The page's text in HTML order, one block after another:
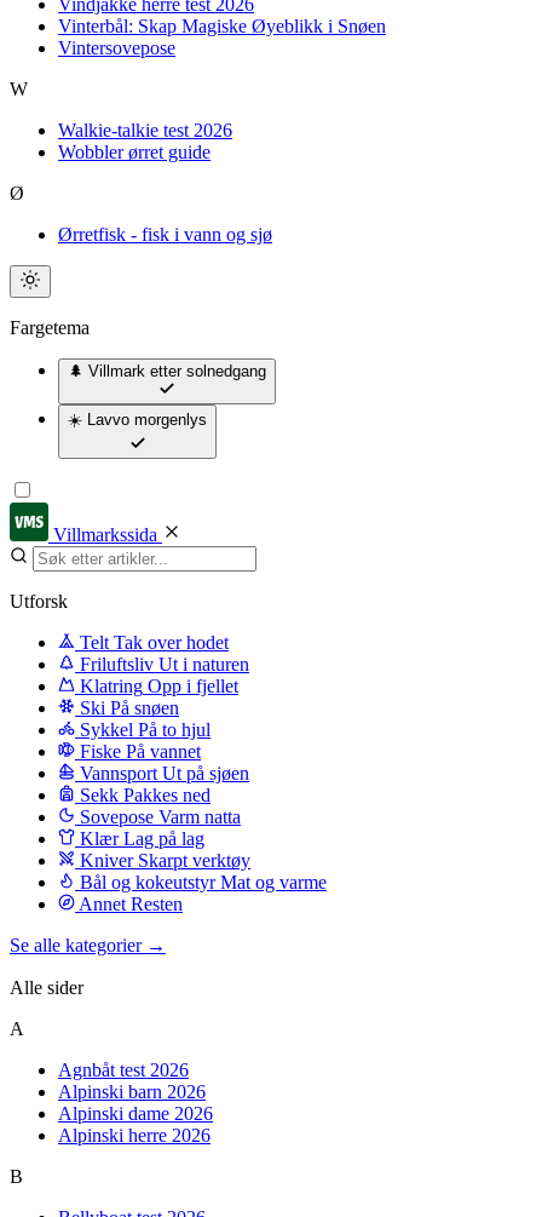
Vindjakke herre test 2026
Vinterbål: Skap Magiske Øyeblikk i Snøen
Vintersovepose
W
Walkie-talkie test 2026
Wobbler ørret guide
Ø
Ørretfisk - fisk i vann og sjø
Fargetema
🌲 Villmark etter solnedgang
☀️ Lavvo morgenlys
Villmarkssida
Utforsk
Telt Tak over hodet
Friluftsliv Ut i naturen
Klatring Opp i fjellet
Ski På snøen
Sykkel På to hjul
Fiske På vannet
Vannsport Ut på sjøen
Sekk Pakkes ned
Sovepose Varm natta
Klær Lag på lag
Kniver Skarpt verktøy
Bål og kokeutstyr Mat og varme
Annet Resten
Se alle kategorier →
Alle sider
A
Agnbåt test 2026
Alpinski barn 2026
Alpinski dame 2026
Alpinski herre 2026
B